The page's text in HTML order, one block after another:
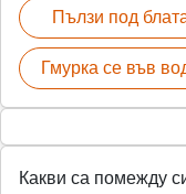
Пълзи под
Гмурка се във
Какви са помежду